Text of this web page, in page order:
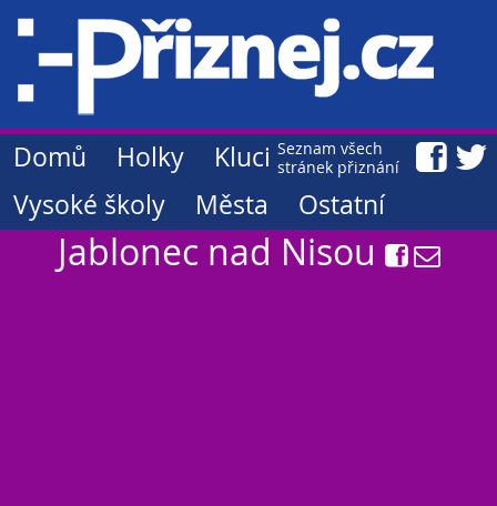
Seznam všech
stránek přiznání
Domů Holky
Kluci
Vysoké školy
Města Ostatní
Jablonec nad Nisou